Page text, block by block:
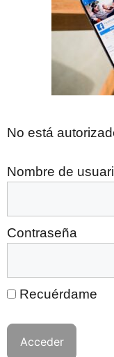
No está
Nombre de
Contraseña
Recuérdame